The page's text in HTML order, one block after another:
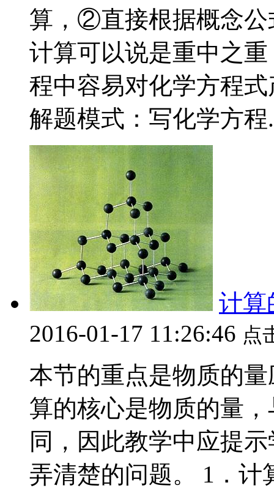
算，②直接根据概念公
计算可以说是重中之
程中容易对化学方程
解题模式：写化学方程
计算
2016-01-17 11:26:46 点
本节的重点是物质的
算的核心是物质的量
同，因此教学中应提
弄清楚的问题。 1．计